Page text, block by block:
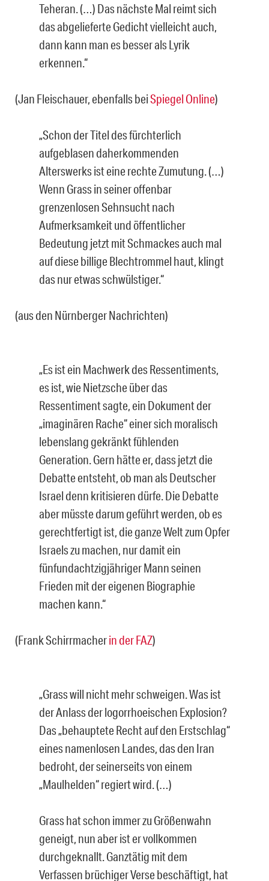
Teheran. (…) Das nächste Mal reimt sich
das abgelieferte Gedicht vielleicht auch,
dann kann man es besser als Lyrik
erkennen.“
(Jan Fleischauer, ebenfalls beiSpiegel Online)
„Schon der Titel des fürchterlich
aufgeblasen daherkommenden
Alterswerks ist eine rechte Zumutung. (…)
Wenn Grass in seiner offenbar
grenzenlosen Sehnsucht nach
Aufmerksamkeit und öffentlicher
Bedeutung jetzt mit Schmackes auch mal
auf diese billige Blechtrommel haut, klingt
das nur etwas schwülstiger.“
(aus den Nürnberger Nachrichten)
„Es ist ein Machwerk des Ressentiments,
es ist, wie Nietzsche über das
Ressentiment sagte, ein Dokument der
„imaginären Rache“ einer sich moralisch
lebenslang gekränkt fühlenden
Generation. Gern hätte er, dass jetzt die
Debatte entsteht, ob man als Deutscher
Israel denn kritisieren dürfe. Die Debatte
aber müsste darum geführt werden, ob es
gerechtfertigt ist, die ganze Welt zum Opfer
Israels zu machen, nur damit ein
fünfundachtzigjähriger Mann seinen
Frieden mit der eigenen Biographie
machen kann.“
(Frank Schirrmacherin der FAZ)
„Grass will nicht mehr schweigen. Was ist
der Anlass der logorrhoeischen Explosion?
Das „behauptete Recht auf den Erstschlag“
eines namenlosen Landes, das den Iran
bedroht, der seinerseits von einem
„Maulhelden“ regiert wird. (…)
Grass hat schon immer zu Größenwahn
geneigt, nun aber ist er vollkommen
durchgeknallt. Ganztätig mit dem
Verfassen brüchiger Verse beschäftigt, hat